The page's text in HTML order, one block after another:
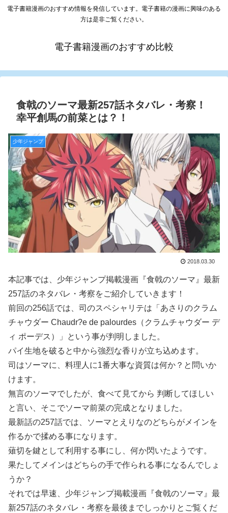
電子書籍漫画のおすすめ情報を発信しています。電子書籍の漫画に興味のある
方は是非ご覧ください。
電子書籍漫画のおすすめ比較
食戟のソーマ最新257話ネタバレ・考察！
幸平創馬の前菜とは？！
少年ジャンプ
2018.03.30
本記事では、少年ジャンプ掲載漫画『食戟のソーマ』最新
257話のネタバレ・考察をご紹介していきます！
前回の256話では、司のスペシャリテは「あさりのクラム
チャウダー Chaudr?e de palourdes（クラムチャウダー デ
ィ ポーデス）」という事が判明しました。
パイ生地を破ると中から強烈な香りが立ち込めます。
司はソーマに、料理人に1番大事な資質は何か？と問いか
けます。
無言のソーマでしたが、食べて見てから 判断してほしい
と言い、そこでソーマ前菜の完成となりました。
最新話の257話では、ソーマとえりなのどちらがメインを
作るかで揉める事になります。
薙切を鍵として利用する事にし、何か閃いたようです。
果たしてメインはどちらの手で作られる事になるんでしょ
うか？
それでは早速、少年ジャンプ掲載漫画『食戟のソーマ』最
新257話のネタバレ・考察を最後までしっかりとご覧くだ